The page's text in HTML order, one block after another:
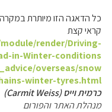
כל הדאגה הזו מיותרת
קראי קצת
render/Driving-
in-Winter-conditions
overseas/snow
winter-tyres.html
כרמית וייס (Carmit Weiss)
מנהלת האתר והפורום